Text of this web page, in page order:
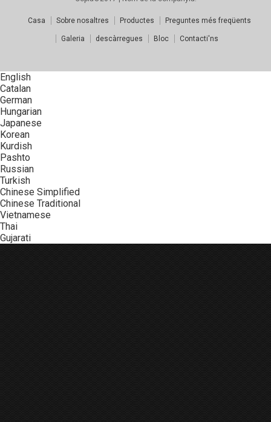
Casa Sobre nosaltres Productes Preguntes més freqüents
Galeria descàrregues Bloc Contacti'ns
English
Catalan
German
Hungarian
Japanese
Korean
Kurdish
Pashto
Russian
Turkish
Chinese Simplified
Chinese Traditional
Vietnamese
Thai
Gujarati